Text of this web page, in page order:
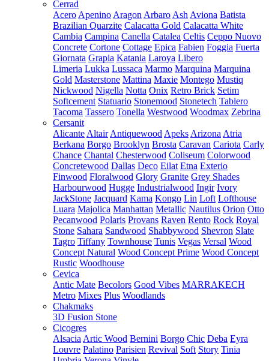
Cerrad
Acero Apenino Aragon Arbaro Ash Aviona Batista
Brazilian Quarzite Calacatta Gold Calacatta White
Cambia Campina Canella Catalea Celtis Ceppo Nuovo
Concrete Cortone Cottage Epica Fabien Foggia Fuerta
Giornata Grapia Katania Laroya Libero
Limeria Lukka Lussaca Marmo Marquina Marquina
Gold Masterstone Mattina Maxie Montego Mustiq
Nickwood Nigella Notta Onix Retro Brick Setim
Softcement Statuario Stonemood Stonetech Tablero
Tacoma Tassero Tonella Westwood Woodmax Zebrina
Cersanit
Alicante Altair Antiquewood Apeks Arizona Atria
Berkana Borgo Brooklyn Brosta Caravan Cariota Carly
Chance Chantal Chesterwood Coliseum Colorwood
Concretewood Dallas Deco Eilat Etna Exterio
Finwood Floralwood Glory Granite Grey Shades
Harbourwood Hugge Industrialwood Ingir Ivory
JackStone Jacquard Kama Kongo Lin Loft Lofthouse
Luara Majolica Manhattan Metallic Nautilus Orion Otto
Pecanwood Polaris Provans Raven Rento Rock Royal
Stone Sahara Sandwood Shabbywood Shevron Slate
Tagro Tiffany Townhouse Tunis Vegas Versal Wood
Concept Natural Wood Concept Prime Wood Concept
Rustic Woodhouse
Cevica
Antic Mate Becolors Good Vibes MARRAKECH
Metro Mixes Plus Woodlands
Chakmaks
3D Fusion Stone
Cicogres
Alsacia Artic Wood Bernini Borgo Chic Deba Eyra
Louvre Palatino Parisien Revival Soft Story Tinia